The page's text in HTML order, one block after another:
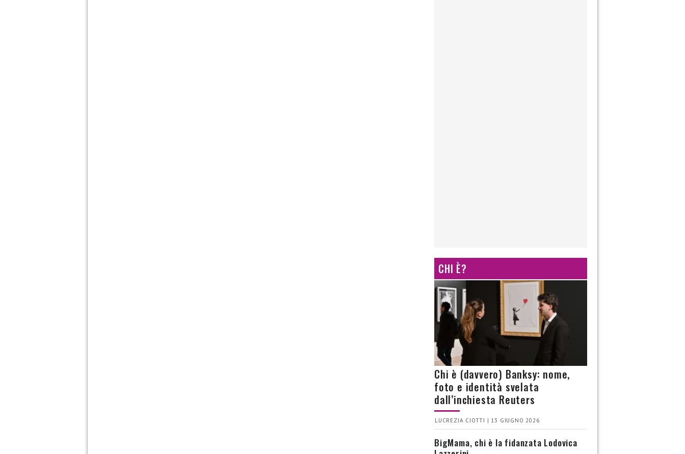
CHI È?
Chi è (davvero) Banksy: nome,
foto e identità svelata
dall’inchiesta Reuters
LUCREZIA CIOTTI | 13 GIUGNO 2026
BigMama, chi è la fidanzata Lodovica